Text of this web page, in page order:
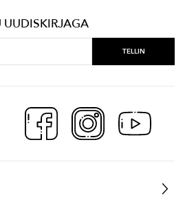
UUDISKIRJAGA